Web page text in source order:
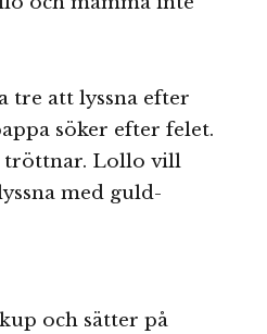
tre att lyssna efter
söker efter felet.
tröttnar. Lollo vill
med guld-
och sätter på